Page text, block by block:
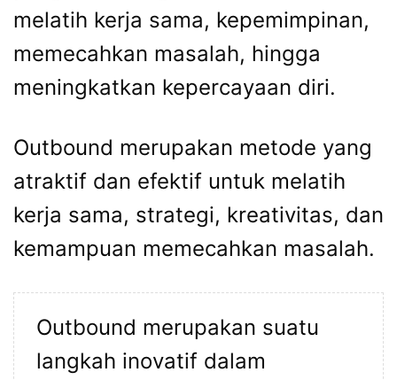
melatih kerja sama, kepemimpinan,
memecahkan masalah, hingga
meningkatkan kepercayaan diri.
Outbound merupakan metode yang
atraktif dan efektif untuk melatih
kerja sama, strategi, kreativitas, dan
kemampuan memecahkan masalah.
Outbound merupakan suatu
langkah inovatif dalam